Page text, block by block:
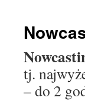
tj.
– do 2